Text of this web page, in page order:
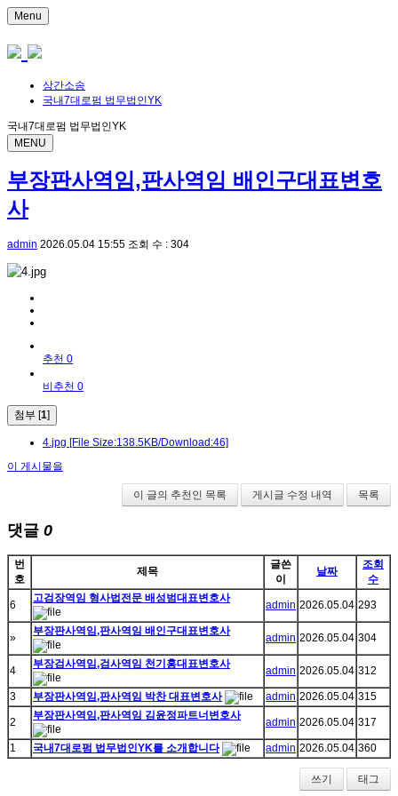
Menu
상간소송
국내7대로펌 법무법인YK
국내7대로펌 법무법인YK
MENU
부장판사역임,판사역임 배인구대표변호
사
admin 2026.05.04 15:55 조회 수 : 304
추천 0
비추천 0
첨부 [1]
4.jpg [File Size:138.5KB/Download:46]
이 게시물을
이 글의 추천인 목록 게시글 수정 내역 목록
댓글 0
번
호
제목
글쓴
이
날짜
조회
수
6
고검장역임 형사법전문 배성범대표변호사
admin 2026.05.04 293
»
부장판사역임,판사역임 배인구대표변호사
admin 2026.05.04 304
4
부장검사역임,검사역임 천기홍대표변호사
admin 2026.05.04 312
3 부장판사역임,판사역임 박찬 대표변호사 admin 2026.05.04 315
2
부장판사역임,판사역임 김윤정파트너변호사
admin 2026.05.04 317
1 국내7대로펌 법무법인YK를 소개합니다 admin 2026.05.04 360
쓰기 태그